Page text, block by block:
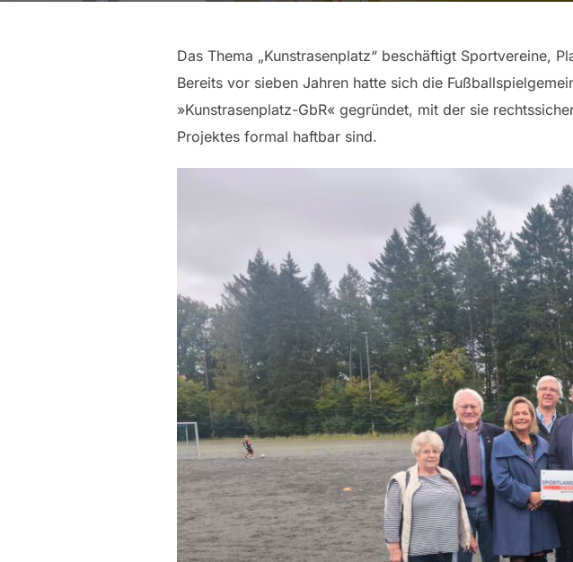
Das Thema „Kunstrasenplatz“ beschäftigt Sportvereine,
Bereits vor sieben Jahren hatte sich die
»Kunstrasenplatz-GbR« gegründet, mit der sie
Projektes formal haftbar sind.